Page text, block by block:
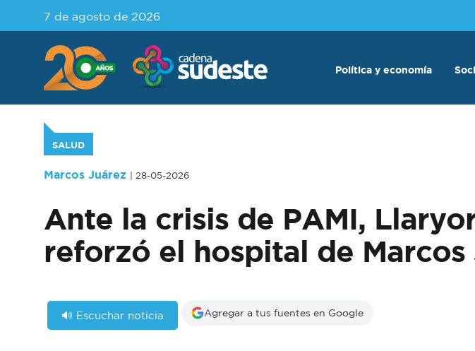
7 de agosto de 2026
Política y economía
SALUD
Marcos Juárez | 28-05-2026
Ante la crisis de PAMI,
reforzó el hospital de Marcos
🔊 Escuchar noticia Agregar a tus fuentes en Google